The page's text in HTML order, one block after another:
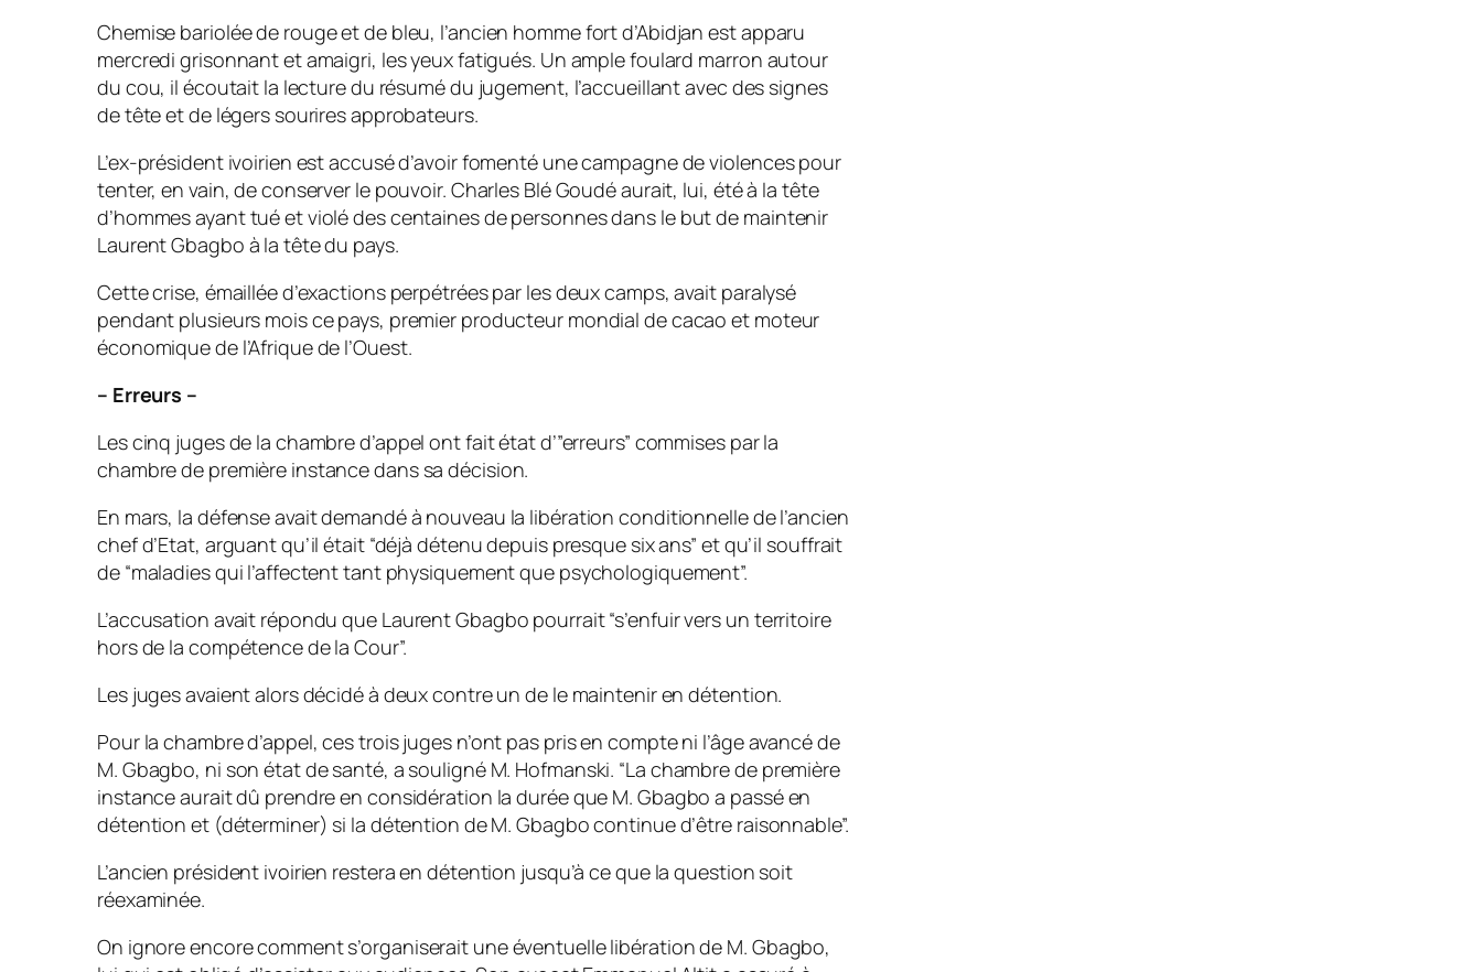
Chemise bariolée de rouge et de bleu, l’ancien homme fort d’Abidjan est apparu
mercredi grisonnant et amaigri, les yeux fatigués. Un ample foulard marron autour
du cou, il écoutait la lecture du résumé du jugement, l’accueillant avec des signes
de tête et de légers sourires approbateurs.
L’ex-président ivoirien est accusé d’avoir fomenté une campagne de violences pour
tenter, en vain, de conserver le pouvoir. Charles Blé Goudé aurait, lui, été à la tête
d’hommes ayant tué et violé des centaines de personnes dans le but de maintenir
Laurent Gbagbo à la tête du pays.
Cette crise, émaillée d’exactions perpétrées par les deux camps, avait paralysé
pendant plusieurs mois ce pays, premier producteur mondial de cacao et moteur
économique de l’Afrique de l’Ouest.
– Erreurs –
Les cinq juges de la chambre d’appel ont fait état d’”erreurs” commises par la
chambre de première instance dans sa décision.
En mars, la défense avait demandé à nouveau la libération conditionnelle de l’ancien
chef d’Etat, arguant qu’il était “déjà détenu depuis presque six ans” et qu’il souffrait
de “maladies qui l’affectent tant physiquement que psychologiquement”.
L’accusation avait répondu que Laurent Gbagbo pourrait “s’enfuir vers un territoire
hors de la compétence de la Cour”.
Les juges avaient alors décidé à deux contre un de le maintenir en détention.
Pour la chambre d’appel, ces trois juges n’ont pas pris en compte ni l’âge avancé de
M. Gbagbo, ni son état de santé, a souligné M. Hofmanski. “La chambre de première
instance aurait dû prendre en considération la durée que M. Gbagbo a passé en
détention et (déterminer) si la détention de M. Gbagbo continue d’être raisonnable”.
L’ancien président ivoirien restera en détention jusqu’à ce que la question soit
réexaminée.
On ignore encore comment s’organiserait une éventuelle libération de M. Gbagbo,